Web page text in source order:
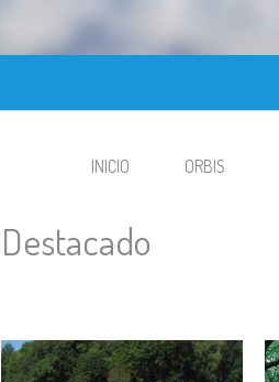
INICIO ORBIS
Destacado